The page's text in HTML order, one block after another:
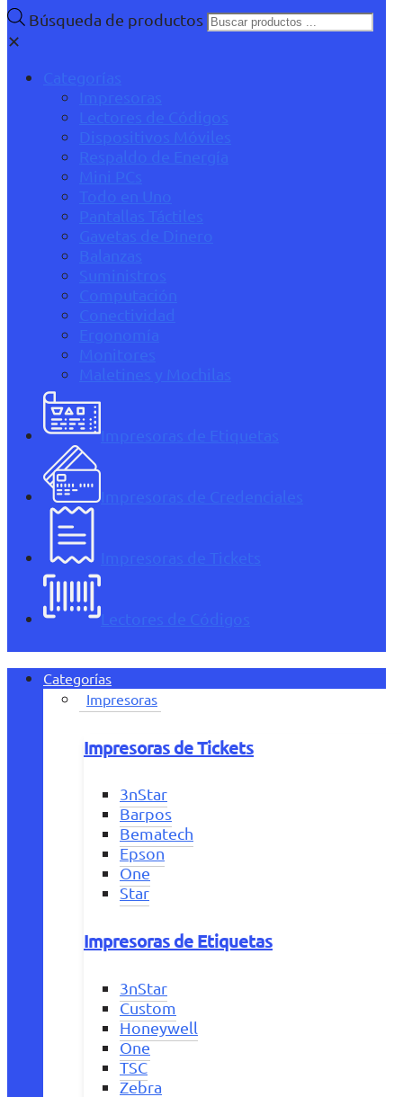
Búsqueda de productos
✕
Categorías
Impresoras
Lectores de Códigos
Dispositivos Móviles
Respaldo de Energía
Mini PCs
Todo en Uno
Pantallas Táctiles
Gavetas de Dinero
Balanzas
Suministros
Computación
Conectividad
Ergonomía
Monitores
Maletines y Mochilas
Impresoras de Etiquetas
Impresoras de Credenciales
Impresoras de Tickets
Lectores de Códigos
Categorías
Impresoras
Impresoras de Tickets
3nStar
Barpos
Bematech
Epson
One
Star
Impresoras de Etiquetas
3nStar
Custom
Honeywell
One
TSC
Zebra